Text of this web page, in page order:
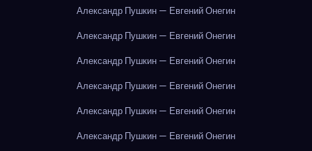
Александр Пушкин — Евгений Онегин
Александр Пушкин — Евгений Онегин
Александр Пушкин — Евгений Онегин
Александр Пушкин — Евгений Онегин
Александр Пушкин — Евгений Онегин
Александр Пушкин — Евгений Онегин